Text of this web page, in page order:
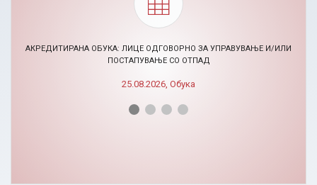
BIZHACK AI МАРКЕТИНГ ХАКАТОН (24-26.11.2026)